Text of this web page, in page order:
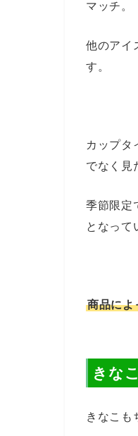
マッチ。
他のアイ
す。
カップタ
でなく見
季節限定
となって
商品に
きな
きなこも